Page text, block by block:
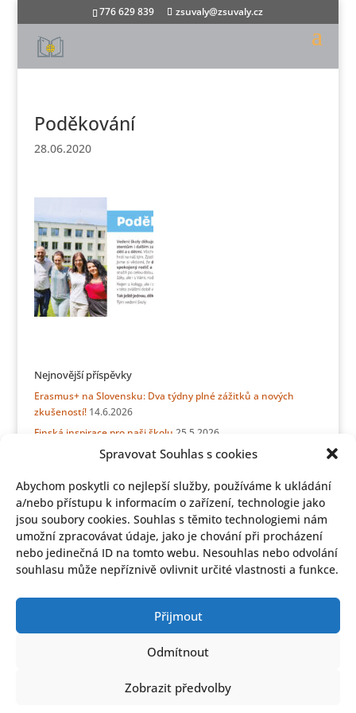
Spravovat Souhlas s cookies
Abychom poskytli co nejlepší služby, používáme k ukládání
a/nebo přístupu k informacím o zařízení, technologie jako
jsou soubory cookies. Souhlas s těmito technologiemi nám
umožní zpracovávat údaje, jako je chování při procházení
nebo jedinečná ID na tomto webu. Nesouhlas nebo odvolání
souhlasu může nepříznivě ovlivnit určité vlastnosti a funkce.
Přijmout
Odmítnout
Zobrazit předvolby
776 629 839 zsuvaly@zsuvaly.cz
Poděkování
28.06.2020
Nejnovější příspěvky
Erasmus+ na Slovensku: Dva týdny plné zážitků a nových
zkušeností! 14.6.2026
Finská inspirace pro naši školu 25.5.2026
Erasmus přátelství bez hranic: týden se sicilskými kamarády
ERASMUS + Stínování v Německu15.5.2026
Informace z jídelny pro rodiče budoucích prvňáčků 11.5.2026
Z Haapavesi do Úval: Erasmus+ spojil školy i srdce 28.4.2026
Aprílový slavíček27.4.2026
Góly umíme! Naši žáci míří do republikového finále21.4.2026
Dotazníkové šetření školní jídelny27.3.2026
Jídelna Kontakt
Třídy